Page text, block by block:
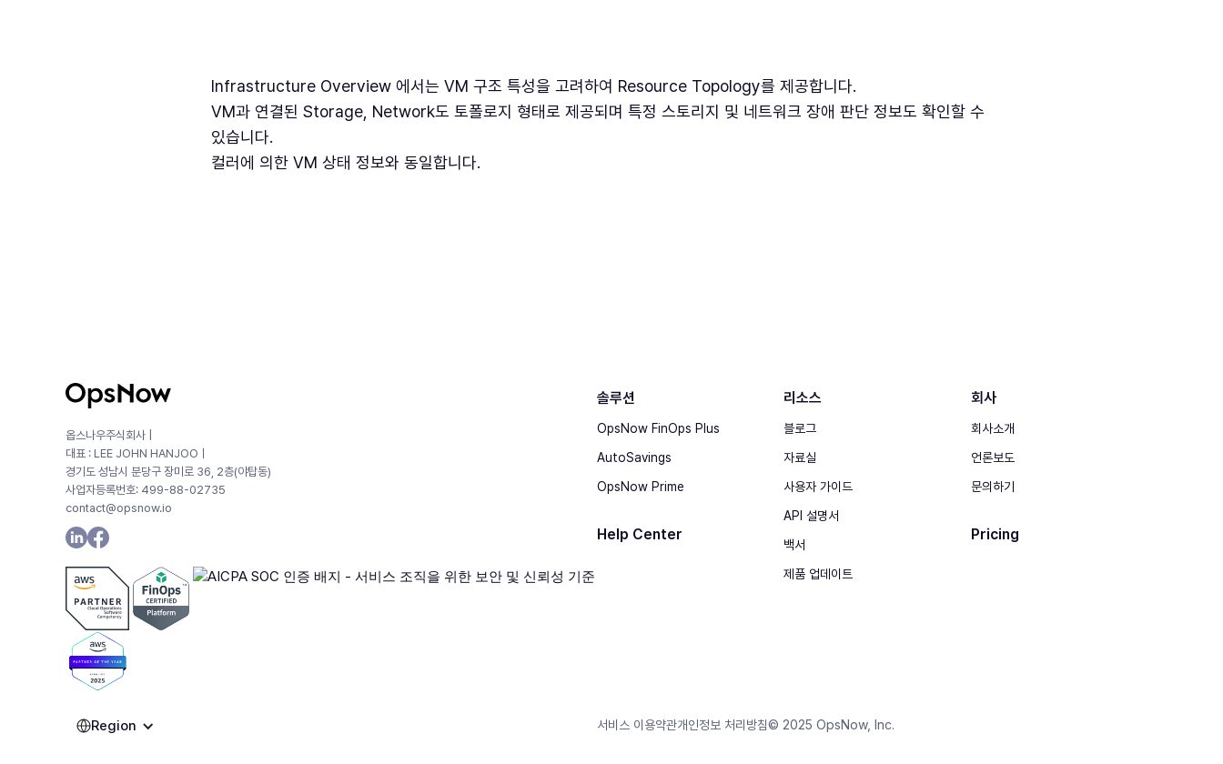
Infrastructure Overview 에서는 VM 구조 특성을 고려하여 Resource Topology를 제공합니다.
VM과 연결된 Storage, Network도 토폴로지 형태로 제공되며 특정 스토리지 및 네트워크 장애 판단 정보도 확인할 수
있습니다.
컬러에 의한 VM 상태 정보와 동일합니다.
옵스나우주식회사 |
대표 : LEE JOHN HANJOOㅣ
경기도 성남시 분당구 장미로 36, 2층(야탑동)
사업자등록번호: 499-88-02735
contact@opsnow.io
솔루션
OpsNow FinOps Plus
AutoSavings
OpsNow Prime
Help Center
리소스
블로그
자료실
사용자 가이드
API 설명서
백서
제품 업데이트
회사
회사소개
언론보도
문의하기
Pricing
서비스 이용약관개인정보 처리방침© 2025 OpsNow, Inc.
Region